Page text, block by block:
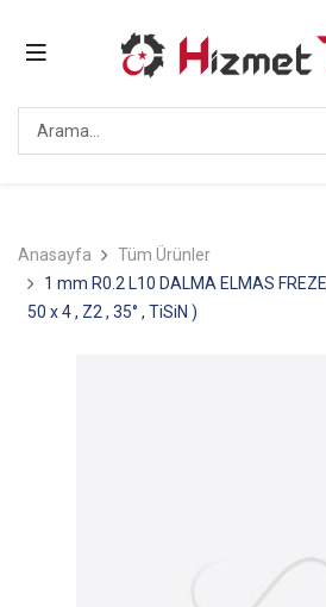
Anasayfa
Tüm Ürünler
1 mm R0.2 L10 DALMA ELMAS
50 x 4 , Z2 , 35° , TiSiN )